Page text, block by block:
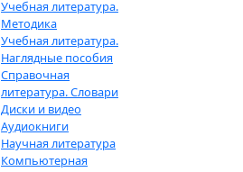
Учебная литература.
Методика
Учебная литература.
Наглядные пособия
Справочная
литература. Словари
Диски и видео
Аудиокниги
Научная литература
Компьютерная